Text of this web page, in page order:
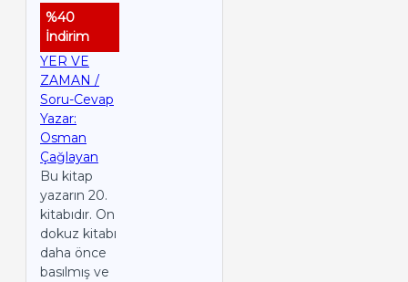
%40
İndirim
YER VE
ZAMAN /
Soru-Cevap
Yazar:
Osman
Çağlayan
Bu kitap
yazarın 20.
kitabıdır. On
dokuz kitabı
daha önce
basılmış ve